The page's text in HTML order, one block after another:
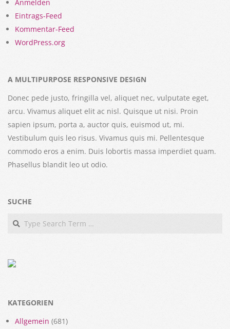
Anmelden
Eintrags-Feed
Kommentar-Feed
WordPress.org
A MULTIPURPOSE RESPONSIVE DESIGN
Donec pede justo, fringilla vel, aliquet nec, vulputate eget,
arcu. Vivamus aliquet elit ac nisl. Quisque ut nisi. Proin
sapien ipsum, porta a, auctor quis, euismod ut, mi.
Vestibulum quis leo risus. Vivamus quis mi. Pellentesque
commodo eros a enim. Duis lobortis massa imperdiet quam.
Phasellus blandit leo ut odio.
SUCHE
Search
KATEGORIEN
Allgemein (681)